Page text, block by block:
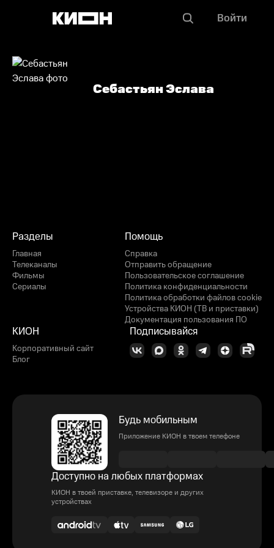
Войти
Себастьян Эслава
Разделы
Главная
Телеканалы
Фильмы
Сериалы
Помощь
Справка
Отправить обращение
Пользовательское соглашение
Политика конфиденциальности
Политика обработки файлов cookie
Устройства КИОН (ТВ и приставки)
Документация пользования ПО
КИОН
Корпоративный сайт
Блог
Подписывайся
Будь мобильным
Приложение КИОН в твоем телефоне
Доступно на любых платформах
КИОН в твоей приставке, телевизоре и других
устройствах